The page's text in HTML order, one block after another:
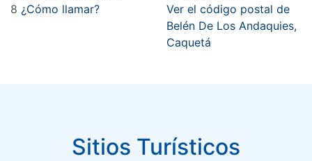
8 ¿Cómo llamar?
Ver el código postal de
Belén De Los Andaquies,
Caquetá
Sitios Turísticos